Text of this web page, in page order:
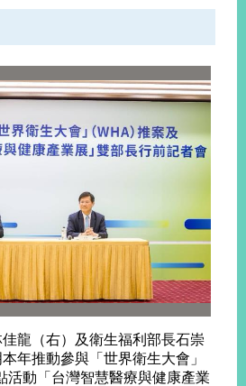
龍（右）及衛生福利部長石崇
年推動參與「世界衛生大會」
活動「台灣智慧醫療與健康產業